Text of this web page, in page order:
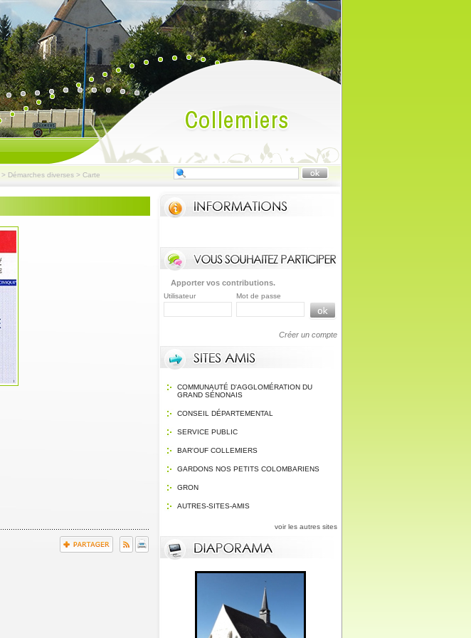
> Démarches diverses > Carte
Apporter vos contributions.
Utilisateur Mot de passe
Créer un compte
COMMUNAUTÉ D'AGGLOMÉRATION DU
GRAND SÉNONAIS
CONSEIL DÉPARTEMENTAL
SERVICE PUBLIC
BAR'OUF COLLEMIERS
GARDONS NOS PETITS COLOMBARIENS
GRON
AUTRES-SITES-AMIS
voir les autres sites